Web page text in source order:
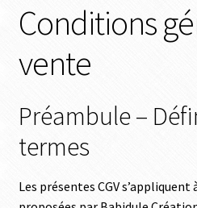
Personnalisation de produit
Infos
Contact
Connexion
Conditions
vente
Préambule –
termes
Les présentes CGV